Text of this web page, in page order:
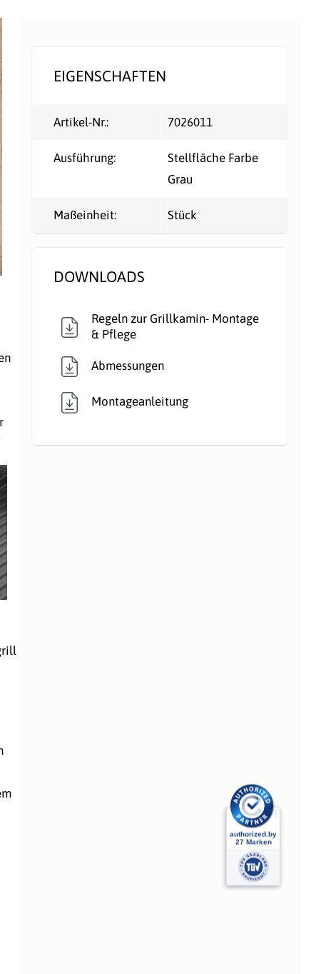
EIGENSCHAFTEN
Artikel-Nr.: 7026011
Ausführung:
Stellfläche Farbe
Grau
Maßeinheit: Stück
DOWNLOADS
Regeln zur Grillkamin- Montage
& Pflege
Abmessungen
Montageanleitung